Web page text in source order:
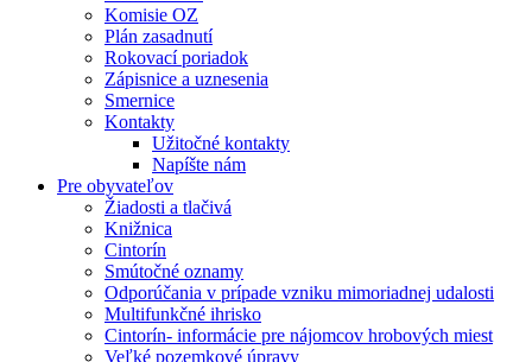
Komisie OZ
Plán zasadnutí
Rokovací poriadok
Zápisnice a uznesenia
Smernice
Kontakty
Užitočné kontakty
Napíšte nám
Pre obyvateľov
Žiadosti a tlačivá
Knižnica
Cintorín
Smútočné oznamy
Odporúčania v prípade vzniku mimoriadnej udalosti
Multifunkčné ihrisko
Cintorín- informácie pre nájomcov hrobových miest
Veľké pozemkové úpravy